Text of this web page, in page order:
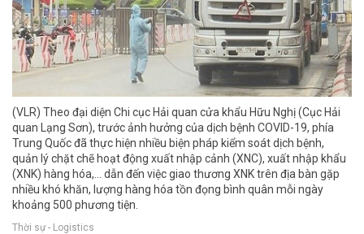
(VLR) Theo đại diện Chi cục Hải quan cửa khẩu Hữu Nghị (Cục Hải
quan Lạng Sơn), trước ảnh hưởng của dịch bệnh COVID-19, phía
Trung Quốc đã thực hiện nhiều biện pháp kiểm soát dịch bệnh,
quản lý chặt chẽ hoạt động xuất nhập cảnh (XNC), xuất nhập khẩu
(XNK) hàng hóa,... dẫn đến việc giao thương XNK trên địa bàn gặp
nhiều khó khăn, lượng hàng hóa tồn đọng bình quân mỗi ngày
khoảng 500 phương tiện.
Thời sự - Logistics